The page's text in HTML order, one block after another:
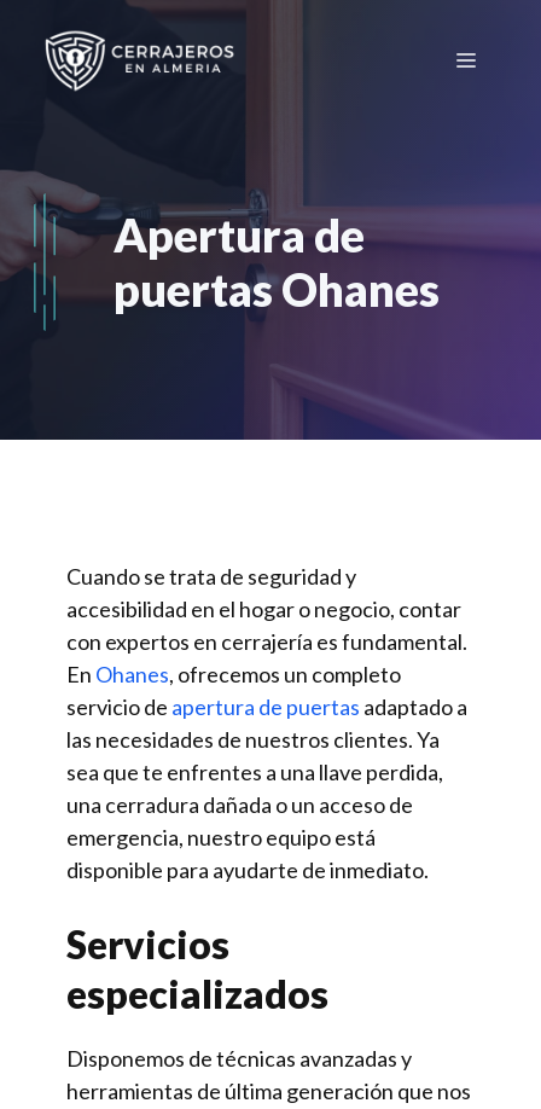
contenido
Menú
Apertura de
puertas Ohanes
Cuando se trata de seguridad y
accesibilidad en el hogar o negocio, contar
con expertos en cerrajería es fundamental.
En Ohanes, ofrecemos un completo
servicio de apertura de puertas adaptado a
las necesidades de nuestros clientes. Ya
sea que te enfrentes a una llave perdida,
una cerradura dañada o un acceso de
emergencia, nuestro equipo está
disponible para ayudarte de inmediato.
Servicios
especializados
Disponemos de técnicas avanzadas y
herramientas de última generación que nos